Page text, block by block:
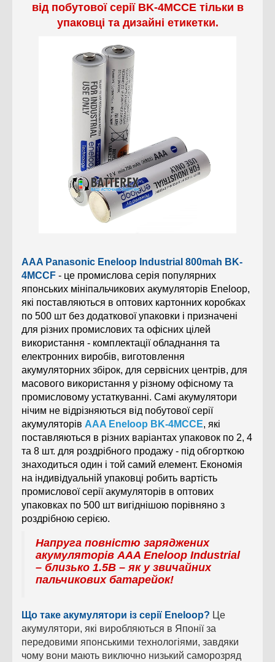
від побутової серії BK-4MCCE тільки в
упаковці та дизайні етикетки.
AAA Panasonic Eneloop Industrial 800mah BK-
4MCCF - це промислова серія популярних
японських мініпальчикових акумуляторів Eneloop,
які поставляються в оптових картонних коробках
по 500 шт без додаткової упаковки і призначені
для різних промислових та офісних цілей
використання - комплектації обладнання та
електронних виробів, виготовлення
акумуляторних збірок, для сервісних центрів, для
масового використання у різному офісному та
промисловому устаткуванні. Самі акумулятори
нічим не відрізняються від побутової серії
акумуляторів AAA Eneloop BK-4MCCE, які
поставляються в різних варіантах упаковок по 2, 4
та 8 шт. для роздрібного продажу - під обгорткою
знаходиться один і той самий елемент. Економія
на індивідуальній упаковці робить вартість
промислової серії акумуляторів в оптових
упаковках по 500 шт вигіднішою порівняно з
роздрібною серією.
Напруга повністю заряджених
акумуляторів AAA Eneloop Industrial
– близько 1.5В – як у звичайних
пальчикових батарейок!
Що таке акумулятори із серії Eneloop? Це
акумулятори, які виробляються в Японії за
передовими японськими технологіями, завдяки
чому вони мають виключно низький саморозряд